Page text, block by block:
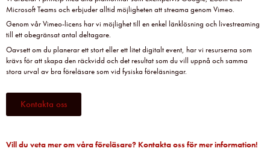
Microsoft Teams och erbjuder alltid möjligheten att streama genom Vimeo.
Genom vår Vimeo-licens har vi möjlighet till en enkel länklösning och livestreaming
till ett obegränsat antal deltagare.
Oavsett om du planerar ett stort eller ett litet digitalt event, har vi resurserna som
krävs för att skapa den räckvidd och det resultat som du vill uppnå och samma
stora urval av bra föreläsare som vid fysiska föreläsningar.
Kontakta oss
Vill du veta mer om våra föreläsare? Kontakta oss för mer information!